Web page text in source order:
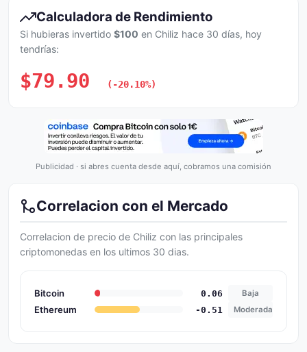
Calculadora de Rendimiento
Si hubieras invertido $100 en Chiliz hace 30 días, hoy
tendrías:
$79.90 (-20.10%)
Publicidad · si abres cuenta desde aquí, cobramos una comisión
Correlacion con el Mercado
Correlacion de precio de Chiliz con las principales
criptomonedas en los ultimos 30 dias.
Bitcoin 0.06 Baja
Ethereum -0.51 Moderada